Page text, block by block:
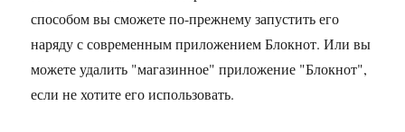
способом вы сможете по-прежнему запустить его
наряду с современным приложением Блокнот. Или вы
можете удалить "магазинное" приложение "Блокнот",
если не хотите его использовать.